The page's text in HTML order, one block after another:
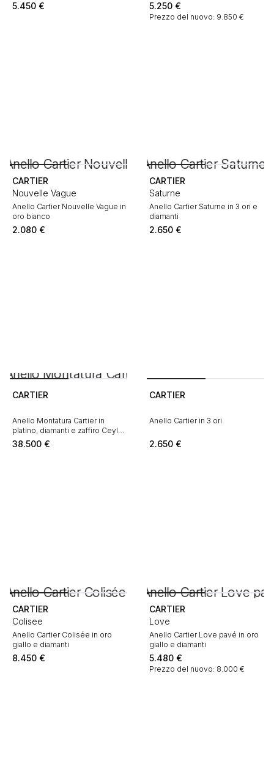
5.450 € 5.250 €
Prezzo del nuovo: 9.850 €
CARTIER
Nouvelle Vague
Anello Cartier Nouvelle Vague in
oro bianco
2.080 €
CARTIER
Saturne
Anello Cartier Saturne in 3 ori e
diamanti
2.650 €
CARTIER
Anello Montatura Cartier in
platino, diamanti e zaffiro Ceylon
non riscaldato
38.500 €
CARTIER
Anello Cartier in 3 ori
2.650 €
CARTIER
Colisee
Anello Cartier Colisée in oro
giallo e diamanti
8.450 €
CARTIER
Love
Anello Cartier Love pavé in oro
giallo e diamanti
5.480 €
Prezzo del nuovo: 8.000 €